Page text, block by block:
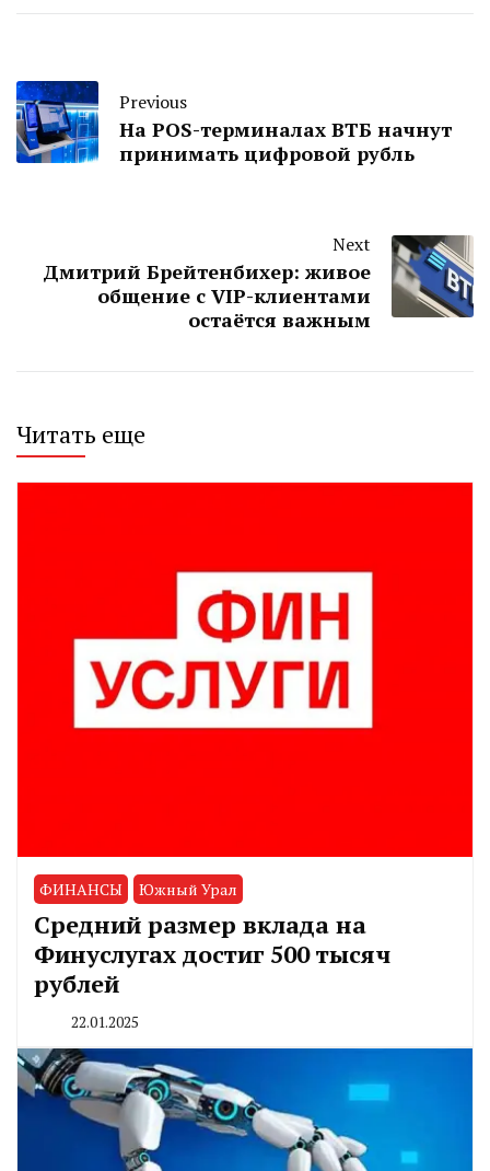
Previous
На POS-терминалах ВТБ начнут
принимать цифровой рубль
Next
Дмитрий Брейтенбихер: живое
общение с VIP-клиентами
остаётся важным
Читать еще
ФИНАНСЫ Южный Урал
Средний размер вклада на
Финуслугах достиг 500 тысяч
рублей
CHELINDUSTRY
22.01.2025